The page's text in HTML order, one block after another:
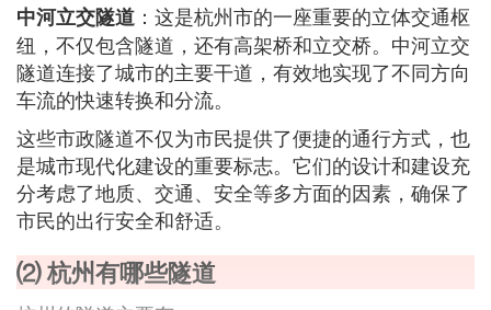
中河立交隧道 ：这是杭州市的一座重要的立体交通枢
纽，不仅包含隧道，还有高架桥和立交桥。中河立交
隧道连接了城市的主要干道，有效地实现了不同方向
车流的快速转换和分流。
这些市政隧道不仅为市民提供了便捷的通行方式，也
是城市现代化建设的重要标志。它们的设计和建设充
分考虑了地质、交通、安全等多方面的因素，确保了
市民的出行安全和舒适。
⑵ 杭州有哪些隧道